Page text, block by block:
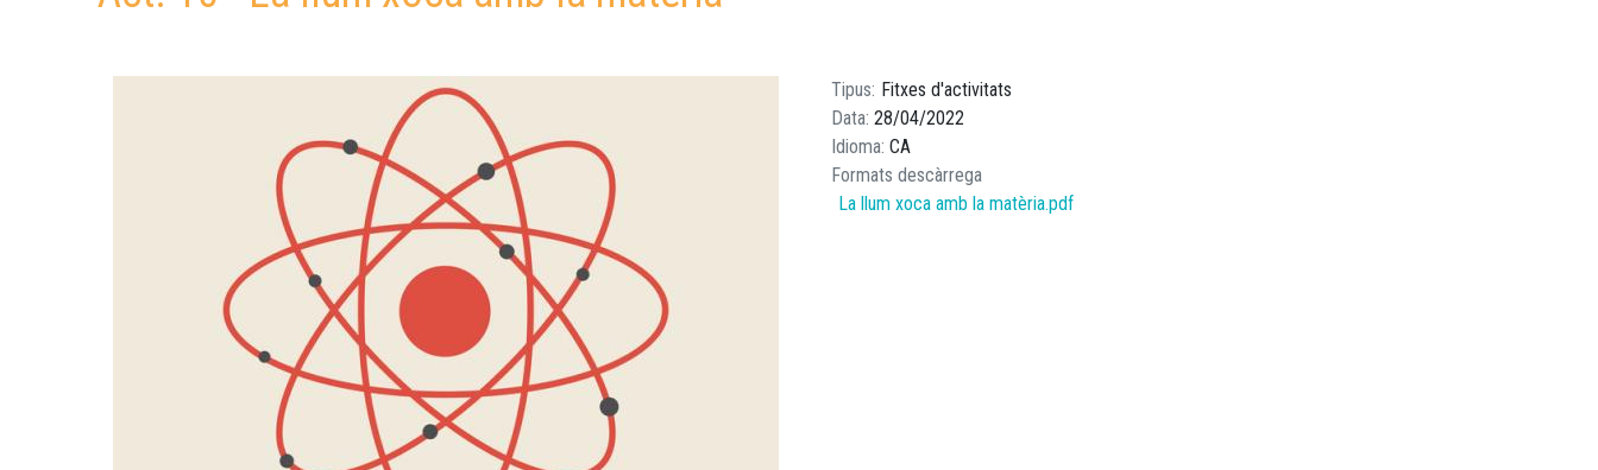
Tipus Fitxes d'activitats
Data 28/04/2022
Idioma CA
Formats descàrrega
La llum xoca amb la matèria.pdf